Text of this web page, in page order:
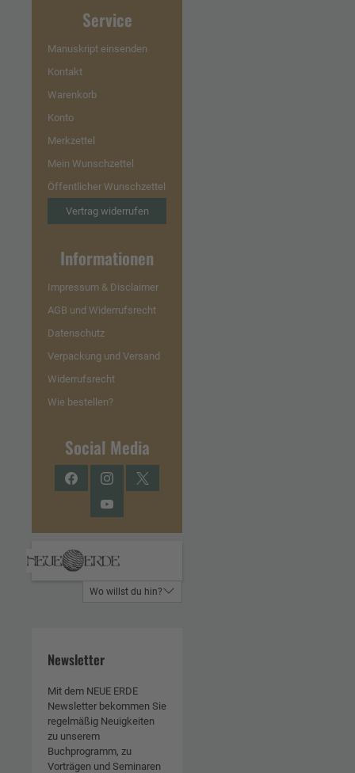
Service
Manuskript einsenden
Kontakt
Warenkorb
Konto
Merkzettel
Mein Wunschzettel
Öffentlicher Wunschzettel
Vertrag widerrufen
Informationen
Impressum & Disclaimer
AGB und Widerrufsrecht
Datenschutz
Verpackung und Versand
Widerrufsrecht
Wie bestellen?
Social Media
FacebookInstagramTwitter
YouTube
Wo willst du hin?
Newsletter
Mit dem NEUE ERDE
Newsletter bekommen Sie
regelmäßig Neuigkeiten
zu unserem
Buchprogramm, zu
Vorträgen und Seminaren